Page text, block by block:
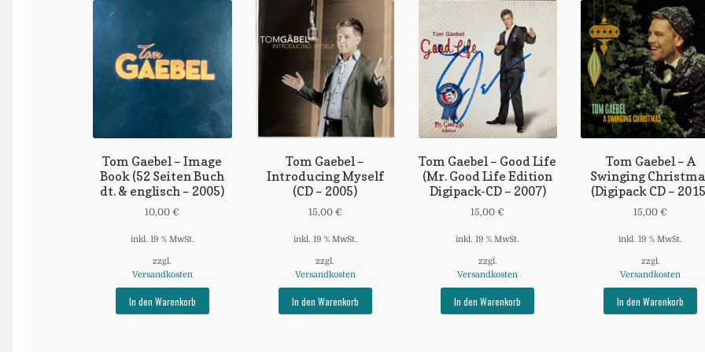
Tom Gaebel – Image
Book (52 Seiten Buch
dt. & englisch – 2005)
10,00€
inkl. 19 % MwSt.
zzgl.
Versandkosten
In den Warenkorb
Tom Gaebel –
Introducing Myself
(CD – 2005)
15,00 €
inkl. 19 % MwSt.
zzgl.
Versandkosten
In den Warenkorb
Tom Gaebel – Good Life
(Mr. Good Life Edition
Digipack-CD – 2007)
15,00€
inkl. 19 % MwSt.
zzgl.
Versandkosten
In den Warenkorb
Tom Gaebel – A
Swinging
(Digipack CD –
15,00€
inkl. 19 % MwSt.
zzgl.
Versandkosten
In den Warenkorb